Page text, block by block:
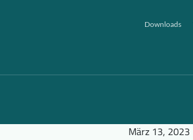
Downloads
März 13, 2023